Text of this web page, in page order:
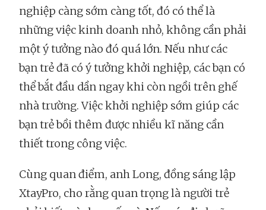
nghiệp càng sớm càng tốt, đó có thể là
những việc kinh doanh nhỏ, không cần phải
một ý tưởng nào đó quá lớn. Nếu như các
bạn trẻ đã có ý tưởng khởi nghiệp, các bạn có
thể bắt đầu dần ngay khi còn ngồi trên ghế
nhà trường. Việc khởi nghiệp sớm giúp các
bạn trẻ bồi thêm được nhiều kĩ năng cần
thiết trong công việc.
Cùng quan điểm, anh Long, đồng sáng lập
XtayPro, cho rằng quan trọng là người trẻ